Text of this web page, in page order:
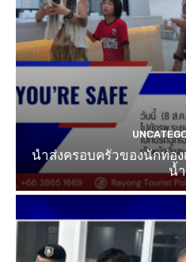
นำส่งครอบครัวของนักท่อ
น้ำ